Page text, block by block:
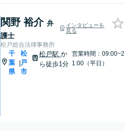
関野 裕介 弁
護士
インタビューを
見る
松戸総合法律事務所
千
葉
県
|
松
戸
市
松戸駅 か
ら徒歩1分
営業時間：09:00~2
1:00（平日）